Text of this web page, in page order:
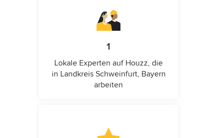
1
Lokale Experten auf Houzz, die
in Landkreis Schweinfurt, Bayern
arbeiten